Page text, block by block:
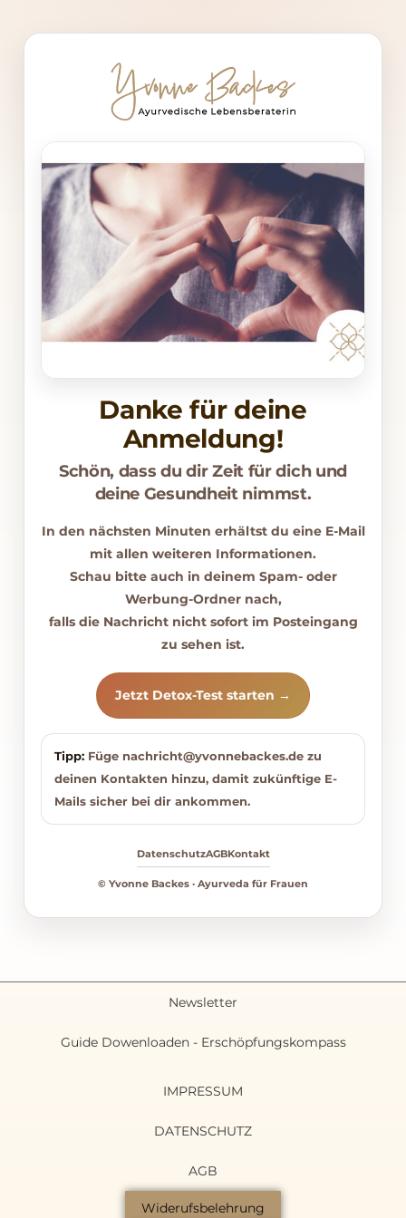
Danke für deine
Anmeldung!
Schön, dass du dir Zeit für dich und
deine Gesundheit nimmst.
In den nächsten Minuten erhältst du eine E-Mail
mit allen weiteren Informationen.
Schau bitte auch in deinem Spam- oder
Werbung-Ordner nach,
falls die Nachricht nicht sofort im Posteingang
zu sehen ist.
Jetzt Detox-Test starten →
Tipp: Füge nachricht@yvonnebackes.de zu
deinen Kontakten hinzu, damit zukünftige E-
Mails sicher bei dir ankommen.
DatenschutzAGBKontakt
© Yvonne Backes · Ayurveda für Frauen
Newsletter
Guide Dowenloaden - Erschöpfungskompass
IMPRESSUM
DATENSCHUTZ
AGB
Widerufsbelehrung